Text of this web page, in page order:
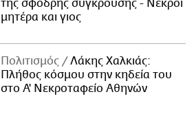
της σφοδρής σύγκρουσης - Νεκροί
μητέρα και γιος
Πολιτισμός
Λάκης Χαλκιάς:
Πλήθος κόσμου στην κηδεία του
στο Α' Νεκροταφείο Αθηνών